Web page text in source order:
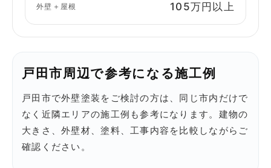
外壁＋屋根 105万円以上
戸田市周辺で参考になる施工例
戸田市で外壁塗装をご検討の方は、同じ市内だけで
なく近隣エリアの施工例も参考になります。建物の
大きさ、外壁材、塗料、工事内容を比較しながらご
確認ください。